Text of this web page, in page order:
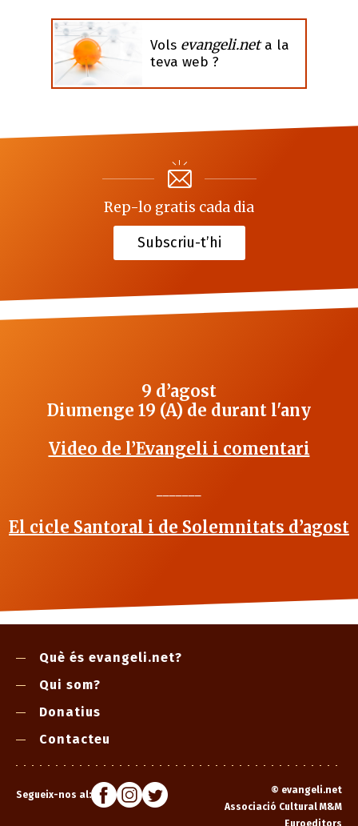
Vols evangeli.neta la
teva web ?
Rep-lo gratis cada dia
Subscriu-t’hi
9 d’agost
Diumenge 19 (A) de durant l'any
Video de l’Evangeli i comentari
El cicle Santoral i de Solemnitats d’agost
Què és evangeli.net?
Qui som?
Donatius
Contacteu
Segueix-nos al: © evangeli.net
Associació Cultural M&M